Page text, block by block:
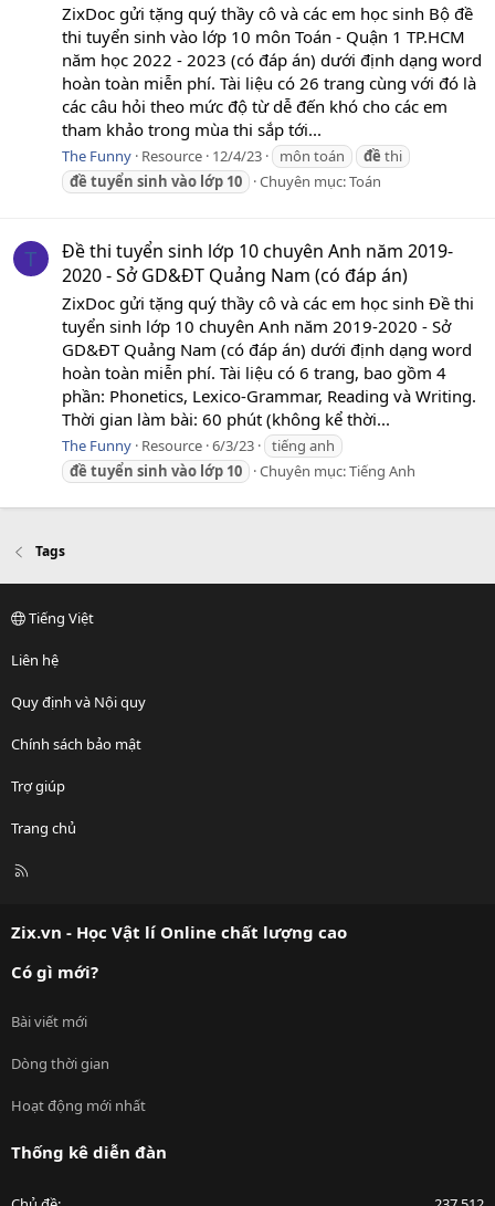
ZixDoc gửi tặng quý thầy cô và các em học sinh Bộ đề
thi tuyển sinh vào lớp 10 môn Toán - Quận 1 TP.HCM
năm học 2022 - 2023 (có đáp án) dưới định dạng word
hoàn toàn miễn phí. Tài liệu có 26 trang cùng với đó là
các câu hỏi theo mức độ từ dễ đến khó cho các em
tham khảo trong mùa thi sắp tới...
The Funny Resource 12/4/23 môn toán đề thi
đề tuyển sinh vào lớp 10 Chuyên mục:Toán
T
Đề thi tuyển sinh lớp 10 chuyên Anh năm 2019-
2020 - Sở GD&ĐT Quảng Nam (có đáp án)
ZixDoc gửi tặng quý thầy cô và các em học sinh Đề thi
tuyển sinh lớp 10 chuyên Anh năm 2019-2020 - Sở
GD&ĐT Quảng Nam (có đáp án) dưới định dạng word
hoàn toàn miễn phí. Tài liệu có 6 trang, bao gồm 4
phần: Phonetics, Lexico-Grammar, Reading và Writing.
Thời gian làm bài: 60 phút (không kể thời...
The Funny Resource 6/3/23
tiếng anh
đề tuyển sinh vào lớp 10 Chuyên mục:Tiếng Anh
Tags
Tiếng Việt
Liên hệ
Quy định và Nội quy
Chính sách bảo mật
Trợ giúp
Trang chủ
R
Zix.vn - Học Vật lí Online chất lượng cao
Có gì mới?
Bài viết mới
Dòng thời gian
Hoạt động mới nhất
Thống kê diễn đàn